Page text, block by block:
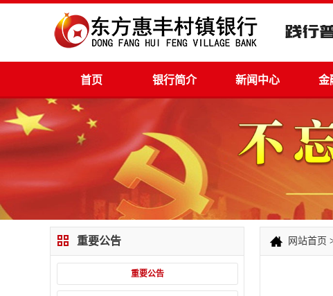
首页 银行简介 新闻中心 金
重要公告
重要公告
网站首页